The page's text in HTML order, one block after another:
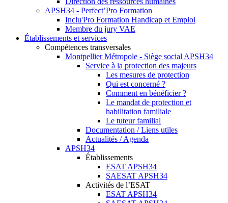
APSH34 - Perfect’Pro Formation
Inclu'Pro Formation Handicap et Emploi
Membre du jury VAE
Établissements et services
Compétences transversales
Montpellier Métropole - Siège social APSH34
Service à la protection des majeurs
Les mesures de protection
Qui est concerné ?
Comment en bénéficier ?
Le mandat de protection et
habilitation familiale
Le tuteur familial
Documentation / Liens utiles
Actualités / Agenda
APSH34
Établissements
ESAT APSH34
SAESAT APSH34
Activités de l’ESAT
ESAT APSH34